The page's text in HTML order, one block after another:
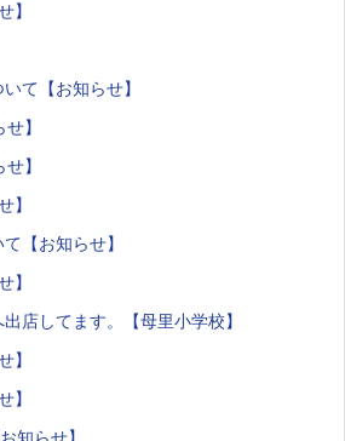
】
て【お知らせ】
】
】
】
【お知らせ】
】
店してます。【母里小学校】
】
】